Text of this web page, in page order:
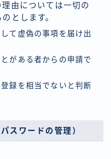
由については一切の
とします。
て虚偽の事項を届け出
がある者からの申請で
録を相当でないと判断
スワードの管理）